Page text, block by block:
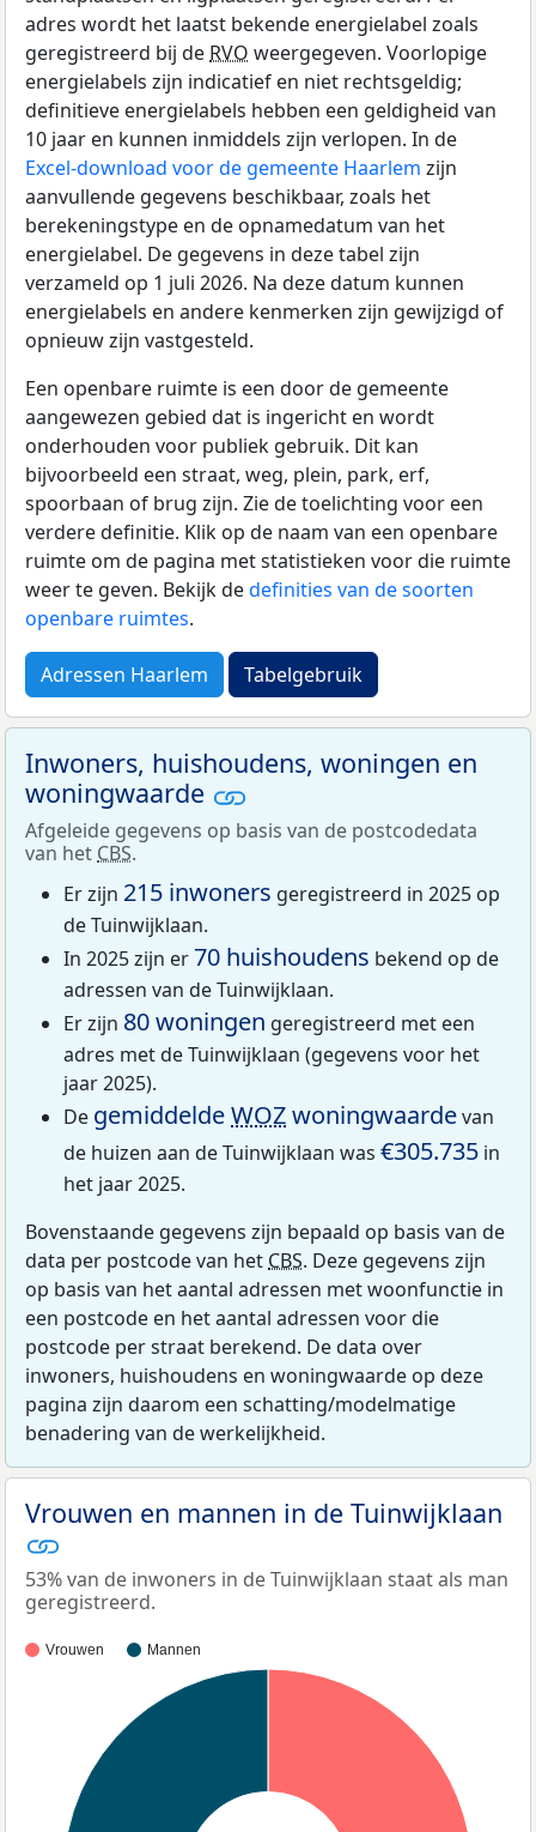
adres wordt het laatst bekende energielabel zoals
geregistreerd bij de RVO weergegeven. Voorlopige
energielabels zijn indicatief en niet rechtsgeldig;
definitieve energielabels hebben een geldigheid van
10 jaar en kunnen inmiddels zijn verlopen. In de
Excel-download voor de gemeente Haarlem zijn
aanvullende gegevens beschikbaar, zoals het
berekeningstype en de opnamedatum van het
energielabel. De gegevens in deze tabel zijn
verzameld op 1 juli 2026. Na deze datum kunnen
energielabels en andere kenmerken zijn gewijzigd of
opnieuw zijn vastgesteld.
Een openbare ruimte is een door de gemeente
aangewezen gebied dat is ingericht en wordt
onderhouden voor publiek gebruik. Dit kan
bijvoorbeeld een straat, weg, plein, park, erf,
spoorbaan of brug zijn. Zie de toelichting voor een
verdere definitie. Klik op de naam van een openbare
ruimte om de pagina met statistieken voor die ruimte
weer te geven. Bekijk dedefinities van de soorten
openbare ruimtes.
Adressen Haarlem Tabelgebruik
Inwoners, huishoudens, woningen en
woningwaarde
Afgeleide gegevens op basis van de postcodedata
van het CBS.
Er zijn 215 inwoners geregistreerd in 2025 op
de Tuinwijklaan.
In 2025 zijn er70 huishoudens bekend op de
adressen van de Tuinwijklaan.
Er zijn 80 woningen geregistreerd met een
adres met de Tuinwijklaan (gegevens voor het
jaar 2025).
De gemiddeldeWOZwoningwaardevan
de huizen aan de Tuinwijklaan was €305.735 in
het jaar 2025.
Bovenstaande gegevens zijn bepaald op basis van de
data per postcode van het CBS. Deze gegevens zijn
op basis van het aantal adressen met woonfunctie in
een postcode en het aantal adressen voor die
postcode per straat berekend. De data over
inwoners, huishoudens en woningwaarde op deze
pagina zijn daarom een schatting/modelmatige
benadering van de werkelijkheid.
Vrouwen en mannen in de Tuinwijklaan
53% van de inwoners in de Tuinwijklaan staat als man
geregistreerd.
Vrouwen Mannen